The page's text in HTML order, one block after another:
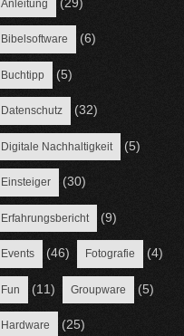
Anleitung
Bibelsoftware (6)
Buchtipp (5)
Datenschutz (32)
Digitale Nachhaltigkeit (5)
Einsteiger (30)
Erfahrungsbericht (9)
Events (46) Fotografie (4)
Fun (11) Groupware (5)
Hardware (25)